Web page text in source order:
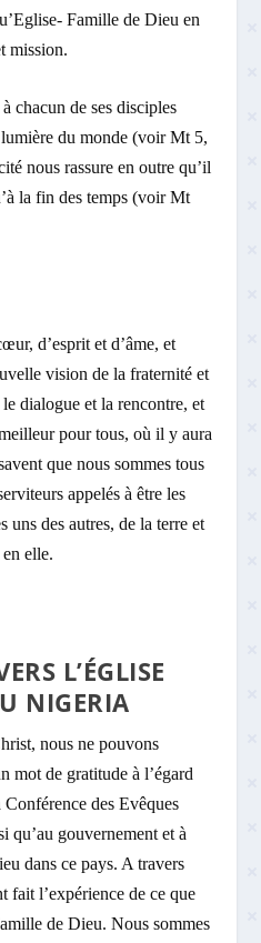
Famille de Dieu en
mission.
chacun de ses disciples
lumière du monde (voir Mt 5,
nous rassure en outre qu’il
la fin des temps (voir Mt
d’esprit et d’âme, et
vision de la fraternité et
dialogue et la rencontre, et
pour tous, où il y aura
que nous sommes tous
appelés à être les
uns des autres, de la terre et
elle.
L’ÉGLISE
NIGERIA
nous ne pouvons
mot de gratitude à l’égard
des Evêques
qu’au gouvernement et à
dans ce pays. A travers
fait l’expérience de ce que
de Dieu. Nous sommes